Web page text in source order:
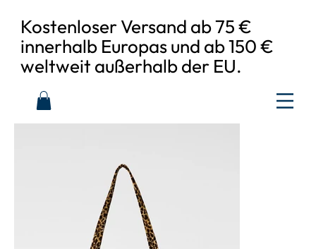
Kostenloser Versand ab 75 €
innerhalb Europas und ab 150 €
weltweit außerhalb der EU.